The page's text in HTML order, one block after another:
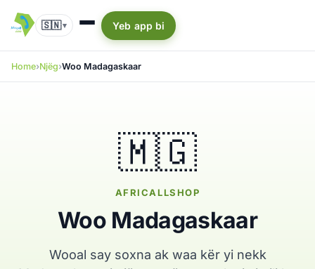
🇸🇳▾ Yeb app bi
Home Njëg Woo Madagaskaar
🇲🇬
AFRICALLSHOP
Woo Madagaskaar
Wooal say soxna ak waa kër yi nekk